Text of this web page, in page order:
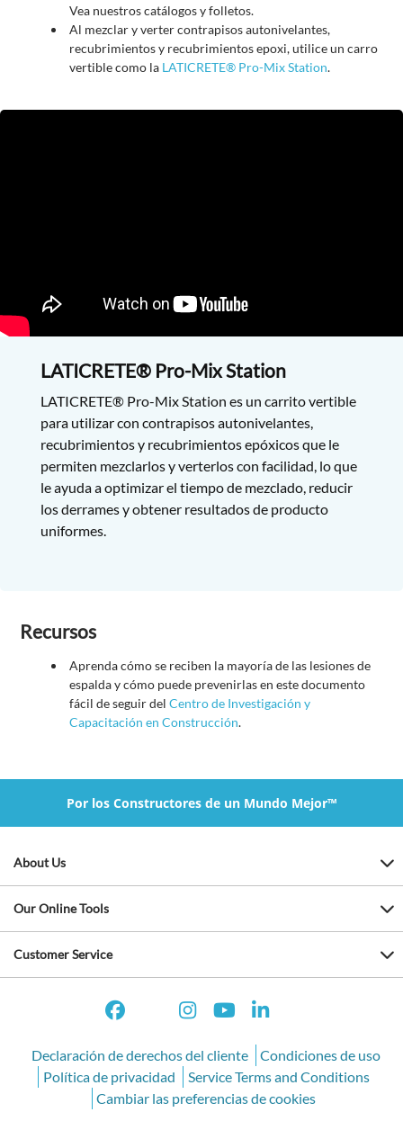
Vea nuestros catálogos y folletos.
Al mezclar y verter contrapisos autonivelantes,
recubrimientos y recubrimientos epoxi, utilice un carro
vertible como la LATICRETE® Pro-Mix Station.
LATICRETE® Pro-Mix Station
LATICRETE® Pro-Mix Station es un carrito vertible
para utilizar con contrapisos autonivelantes,
recubrimientos y recubrimientos epóxicos que le
permiten mezclarlos y verterlos con facilidad, lo que
le ayuda a optimizar el tiempo de mezclado, reducir
los derrames y obtener resultados de producto
uniformes.
Recursos
Aprenda cómo se reciben la mayoría de las lesiones de
espalda y cómo puede prevenirlas en este documento
fácil de seguir delCentro de Investigación y
Capacitación en Construcción.
Por los Constructores de un Mundo Mejor™
About Us
Our Online Tools
Customer Service
Declaración de derechos del cliente
Condiciones de uso
Política de privacidad
Service Terms and Conditions
Cambiar las preferencias de cookies